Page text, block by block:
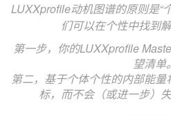
LUXXprofile动机图谱的原则是“
们可以在个性中找到
第一步，你的LUXXprofile
望清单。
第二，基于个体个性的内部能
标，而不会（或进一步）